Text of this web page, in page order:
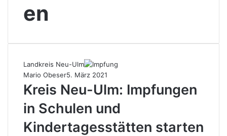
en
Landkreis Neu-Ulm
Mario Obeser5. März 2021
Kreis Neu-Ulm: Impfungen
in Schulen und
Kindertagesstätten starten